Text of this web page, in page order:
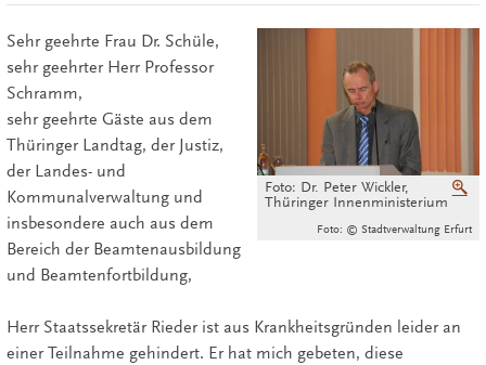
Foto: Dr. Peter Wickler,
Thüringer Innenministerium
Foto: © Stadtverwaltung Erfurt
Sehr geehrte Frau Dr. Schüle,
sehr geehrter Herr Professor
Schramm,
sehr geehrte Gäste aus dem
Thüringer Landtag, der Justiz,
der Landes- und
Kommunalverwaltung und
insbesondere auch aus dem
Bereich der Beamtenausbildung
und Beamtenfortbildung,
Herr Staatssekretär Rieder ist aus Krankheitsgründen leider an
einer Teilnahme gehindert. Er hat mich gebeten, diese